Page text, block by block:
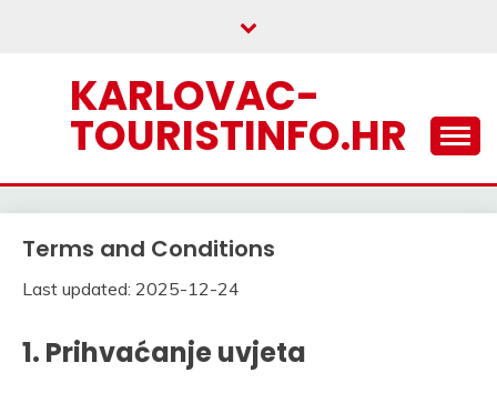
KARLOVAC-
TOURISTINFO.HR
Terms and Conditions
Last updated: 2025-12-24
1. Prihvaćanje uvjeta